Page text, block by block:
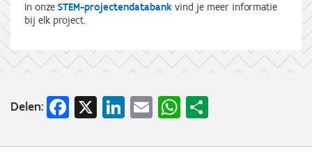
In onze STEM-projectendatabank vind je meer informatie
bij elk project.
Delen: Facebook
X LinkedIn
EmailWhatsApp